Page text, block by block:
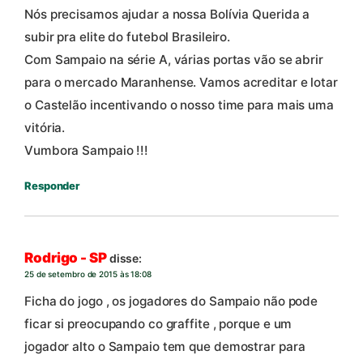
Nós precisamos ajudar a nossa Bolívia Querida a
subir pra elite do futebol Brasileiro.
Com Sampaio na série A, várias portas vão se abrir
para o mercado Maranhense. Vamos acreditar e lotar
o Castelão incentivando o nosso time para mais uma
vitória.
Vumbora Sampaio !!!
Responder
Rodrigo - SPdisse:
25 de setembro de 2015 às 18:08
Ficha do jogo , os jogadores do Sampaio não pode
ficar si preocupando co graffite , porque e um
jogador alto o Sampaio tem que demostrar para